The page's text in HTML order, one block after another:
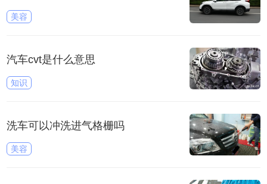
美容
汽车cvt是什么意思
知识
洗车可以冲洗进气格栅吗
美容